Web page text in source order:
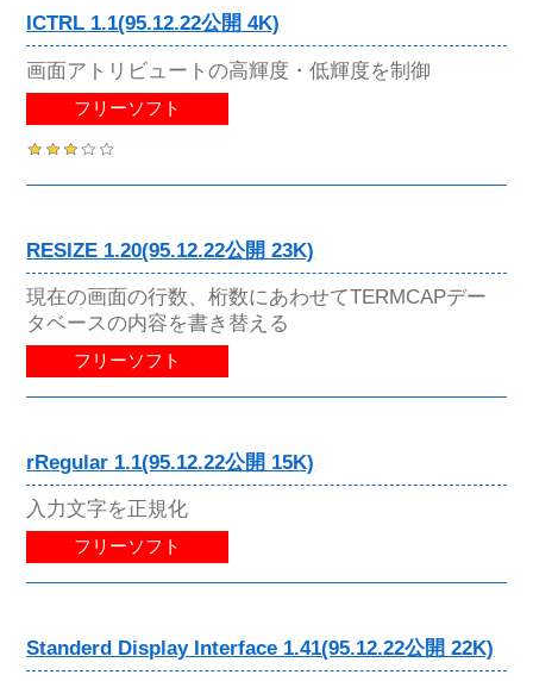
ICTRL 1.1(95.12.22公開 4K)
画面アトリビュートの高輝度・低輝度を制御
フリーソフト
RESIZE 1.20(95.12.22公開 23K)
現在の画面の行数、桁数にあわせてTERMCAPデー
タベースの内容を書き替える
フリーソフト
rRegular 1.1(95.12.22公開 15K)
入力文字を正規化
フリーソフト
Standerd Display Interface 1.41(95.12.22公開 22K)